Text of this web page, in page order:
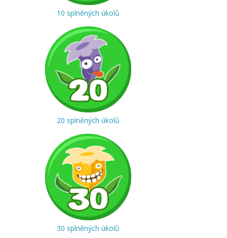
10 splněných úkolů
20 splněných úkolů
30 splněných úkolů